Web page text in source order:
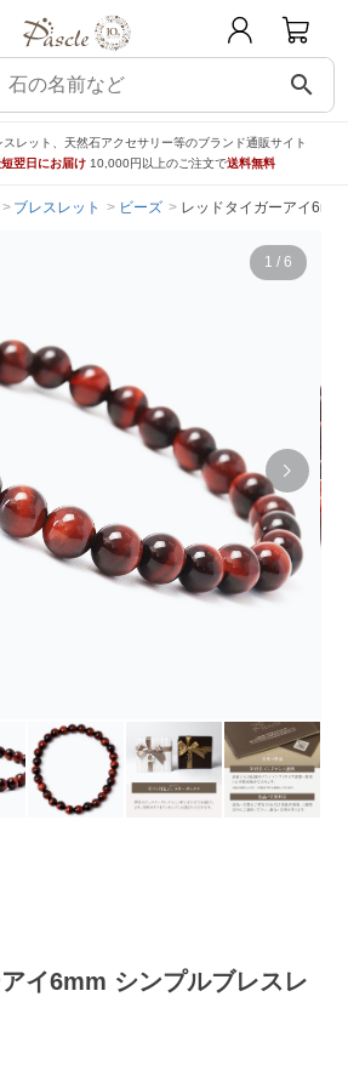
search
レット、天然石アクセサリー等のブランド通販サイト
翌日にお届け 10,000円以上のご注文で送料無料
ブレスレット ビーズ レッドタイガーアイ
1 / 6
イ6mm シンプルブレスレ